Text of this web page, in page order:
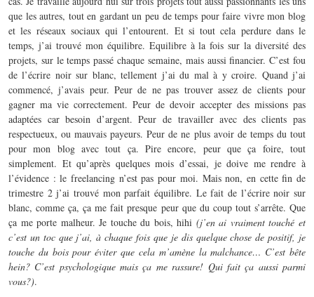
que les autres, tout en gardant un peu de temps pour faire vivre mon blog
et les réseaux sociaux qui l’entourent. Et si tout cela perdure dans le
temps, j’ai trouvé mon équilibre. Equilibre à la fois sur la diversité des
projets, sur le temps passé chaque semaine, mais aussi financier. C’est fou
de l’écrire noir sur blanc, tellement j’ai du mal à y croire. Quand j’ai
commencé, j’avais peur. Peur de ne pas trouver assez de clients pour
gagner ma vie correctement. Peur de devoir accepter des missions pas
adaptées car besoin d’argent. Peur de travailler avec des clients pas
respectueux, ou mauvais payeurs. Peur de ne plus avoir de temps du tout
pour mon blog avec tout ça. Pire encore, peur que ça foire, tout
simplement. Et qu’après quelques mois d’essai, je doive me rendre à
l’évidence : le freelancing n’est pas pour moi. Mais non, en cette fin de
trimestre 2 j’ai trouvé mon parfait équilibre. Le fait de l’écrire noir sur
blanc, comme ça, ça me fait presque peur que du coup tout s’arrête. Que
ça me porte malheur. Je touche du bois, hihi (j’en ai vraiment touché et
c’est un toc que j’ai, à chaque fois que je dis quelque chose de positif, je
touche du bois pour éviter que cela m’amène la malchance… C’est bête
hein? C’est psychologique mais ça me rassure! Qui fait ça aussi parmi
vous?).